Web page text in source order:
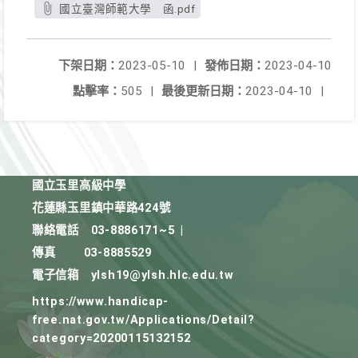
國立臺灣師範大學 函.pdf
發佈日期： 2023-04-10
下架日期： 2023-05-10
|
最後更新日期： 2023-04-10 |
點擊率： 505 |
國立玉里高級中學
花蓮縣玉里鎮中華路424號
聯絡電話
03-8886171~5
傳真
03-8885529
電子信箱
ylsh19@ylsh.hlc.edu.tw
https://www.handicap-
free.nat.gov.tw/Applications/Detail?
category=20200115132152